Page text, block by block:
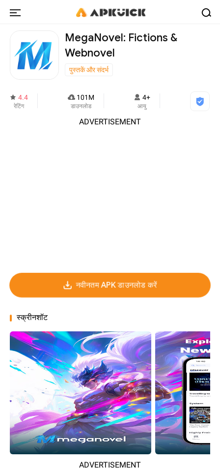
MegaNovel: Fictions &
Webnovel
पुस्तकें और संदर्भ
4.4
रेटिंग
101M
डाउनलोड
4+
आयु
ADVERTISEMENT
नवीनतम APK डाउनलोड करें
स्क्रीनशॉट
ADVERTISEMENT